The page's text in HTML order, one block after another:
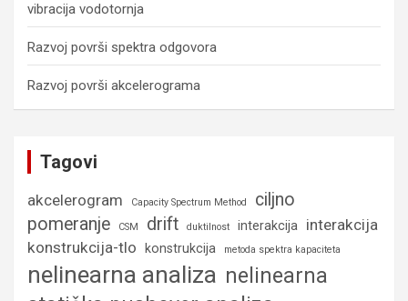
vibracija vodotornja
Razvoj površi spektra odgovora
Razvoj površi akcelerograma
Tagovi
akcelerogram Capacity Spectrum Method
ciljno
pomeranje
CSM drift duktilnost interakcija
interakcija
konstrukcija-tlo
konstrukcija metoda spektra kapaciteta
nelinearna analiza nelinearna